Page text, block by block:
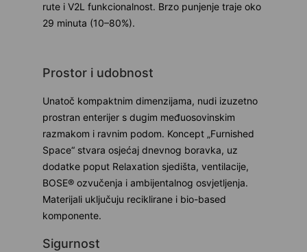
rute i V2L funkcionalnost. Brzo punjenje traje oko
29 minuta (10–80%).
Prostor i udobnost
Unatoč kompaktnim dimenzijama, nudi izuzetno
prostran enterijer s dugim međuosovinskim
razmakom i ravnim podom. Koncept „Furnished
Space“ stvara osjećaj dnevnog boravka, uz
dodatke poput Relaxation sjedišta, ventilacije,
BOSE® ozvučenja i ambijentalnog osvjetljenja.
Materijali uključuju reciklirane i bio-based
komponente.
Sigurnost